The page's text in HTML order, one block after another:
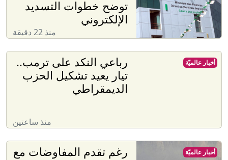
توضح خطوات التسديد
الإلكتروني
منذ 22 دقيقة
رباعي النكد على ترمب..
تيار يعيد تشكيل الحزب
الديمقراطي
منذ ساعتين
أخبار عالميّة
رغم تقدم المفاوضات مع
أخبار عالميّة